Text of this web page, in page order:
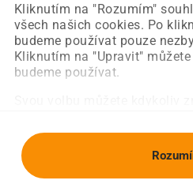
Kliknutím na "Rozumím"
všech našich cookies. Po
budeme používat pouze
Kliknutím na "Upravit"
budeme používat.
Obnovit stránku